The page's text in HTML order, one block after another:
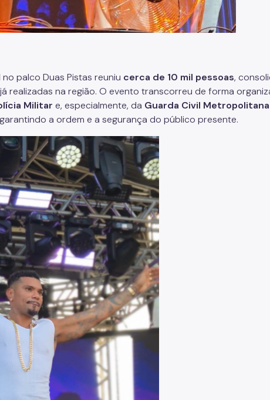
palco Duas Pistas reuniu cerca de 10 mil pessoas,
realizadas na região. O evento transcorreu de forma
Militar e, especialmente, da Guarda Civil
a ordem e a segurança do público presente.